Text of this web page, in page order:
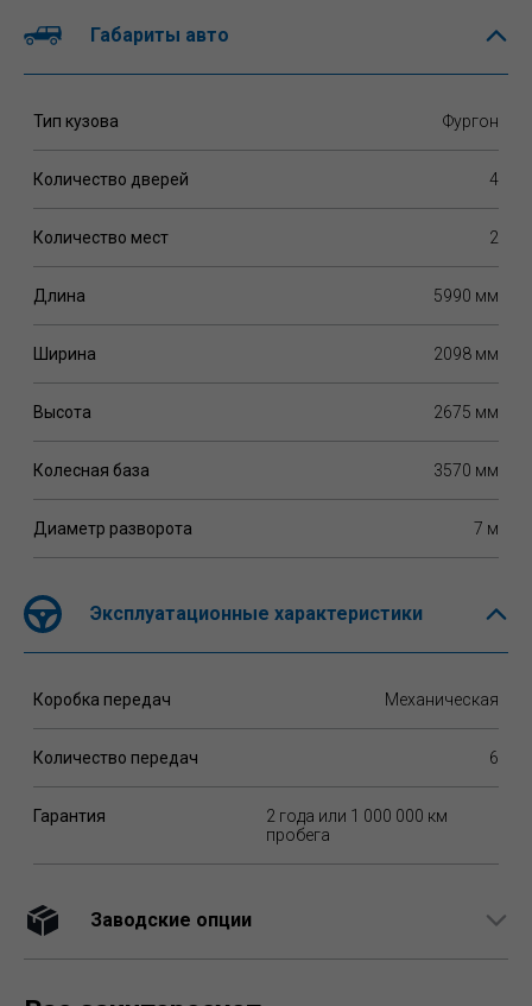
Габариты авто
Тип кузова Фургон
Количество дверей 4
Количество мест 2
Длина 5990 мм
Ширина 2098 мм
Высота 2675 мм
Колесная база 3570 мм
Диаметр разворота 7 м
Эксплуатационные характеристики
Коробка передач Механическая
Количество передач 6
Гарантия
2 года или 1 000 000 км
пробега
Заводские опции